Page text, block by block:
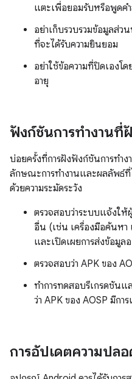
แตะเพื่อยอมรับหรือพูดค
อย่าเก็บรวบรวมข้อมูลส่
ที่จะได้รับความยินยอม
อย่าใช้ข้อความที่ปิดเองโ
อายุ
ฟังก์ชันการทำงานที่
บ่อยครั้งที่การฝังฟังก์ชันการทำง
ลักษณะการทำงานและผลลัพธ์ที่
ด้วยความระมัดระวัง
ตรวจสอบว่าระบบแจ้งให้
อื่น (เช่น เครื่องมือค้นหา
และเปิดเผยการส่งข้อมู
ตรวจสอบว่า APK ของ
ทำการทดสอบรีเกรดชัน
ว่า APK ของ AOSP มีกา
การอัปเดตความปล